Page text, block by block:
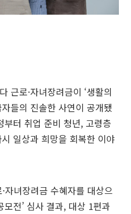
근로·자녀장려금이 ‘생활의
들의 진솔한 사연이 공개됐
부터 취업 준비 청년, 고령층
일상과 희망을 회복한 이야
자녀장려금 수혜자를 대상으
모전’ 심사 결과, 대상 1편과